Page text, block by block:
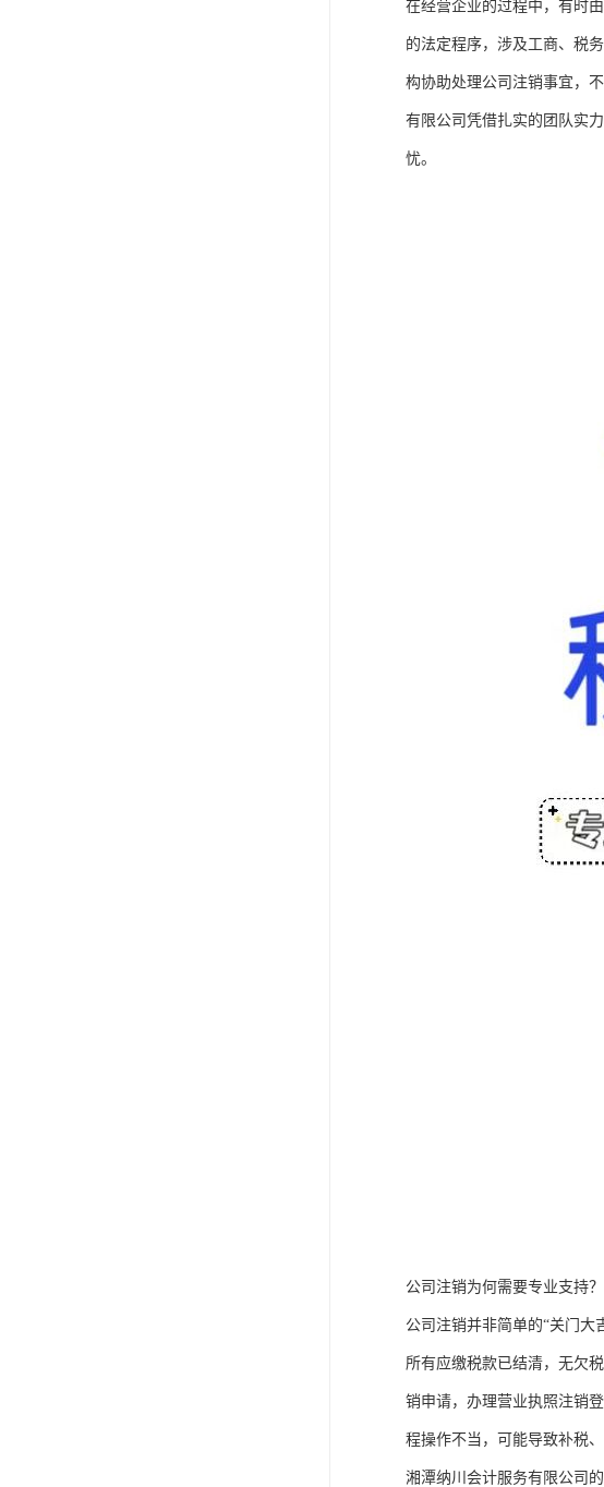
在经营企业的过程中，有时
的法定程序，涉及工商、税
构协助处理公司注销事宜，
有限公司凭借扎实的团队实
忧。
公司注销为何需要专业支持？
公司注销并非简单的“关门
所有应缴税款已结清，无欠
销申请，办理营业执照注销
程操作不当，可能导致补税
湘潭纳川会计服务有限公司